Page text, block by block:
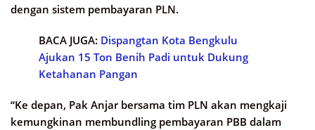
dengan sistem pembayaran PLN.
BACA JUGA: Dispangtan Kota Bengkulu
Ajukan 15 Ton Benih Padi untuk Dukung
Ketahanan Pangan
“Ke depan, Pak Anjar bersama tim PLN akan mengkaji
kemungkinan membundling pembayaran PBB dalam